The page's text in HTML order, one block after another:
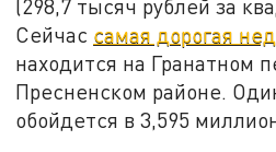
(298,7 тысяч рублей за
Сейчас самая дорогая
находится на Гранатном
Пресненском районе.
обойдется в 3,595